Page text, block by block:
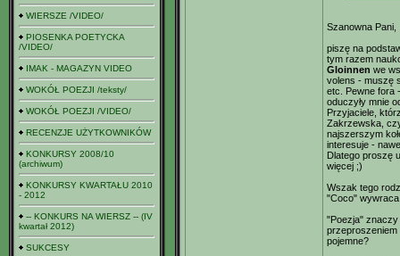
WIERSZE /VIDEO/
PIOSENKA POETYCKA
/VIDEO/
IMAK - MAGAZYN VIDEO
WOKÓŁ POEZJI /teksty/
WOKÓŁ POEZJI /VIDEO/
RECENZJE UŻYTKOWNIKÓW
KONKURSY 2008/10
(archiwum)
KONKURSY KWARTAŁU 2010
- 2012
-- KONKURS NA WIERSZ -- (IV
kwartał 2012)
SUKCESY
Szanowna Pani,
piszę na
tym razem
Gloinnen we
volens - muszę
etc. Pewne fora
oduczyły mnie
Przyjaciele,
Zakrzewska,
najszerszym
interesuje -
Dlatego proszę
więcej ;)
Wszak tego
"Coco" wywraca
"Poezja" znaczy
przeproszeniem
pojemne?